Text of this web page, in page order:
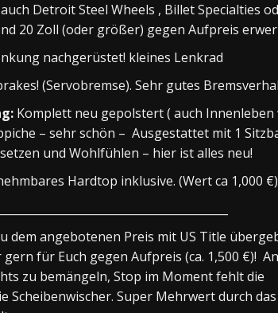
Detroit Steel Wheels , Billet Specialties
20 Zoll (oder größer) gegen Aufpreis
nachgerüstet! kleines Lenkrad
(Servobremse). Sehr gutes
Komplett neu gepolstert ( auch Innenleben
– sehr schön – Ausgestattet mit 1
und Wohlfühlen – hier ist alles neu!
Hardtop inklusive. (Wert ca 1,000 €)
dem angebotenen Preis mit US Title
für Euch gegen Aufpreis (ca. 1,500 €)!
zu bemängeln, Stop im Moment fehlt die
Scheibenwischer. Super Mehrwert durch das